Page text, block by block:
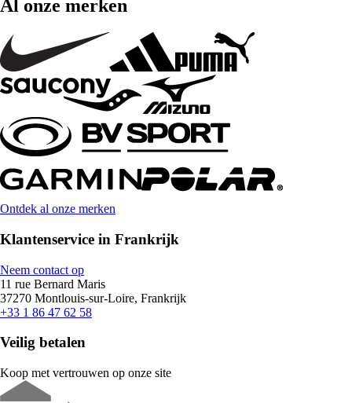
Al onze merken
Ontdek al onze merken
Klantenservice in Frankrijk
Neem contact op
11 rue Bernard Maris
37270 Montlouis-sur-Loire, Frankrijk
+33 1 86 47 62 58
Veilig betalen
Koop met vertrouwen op onze site